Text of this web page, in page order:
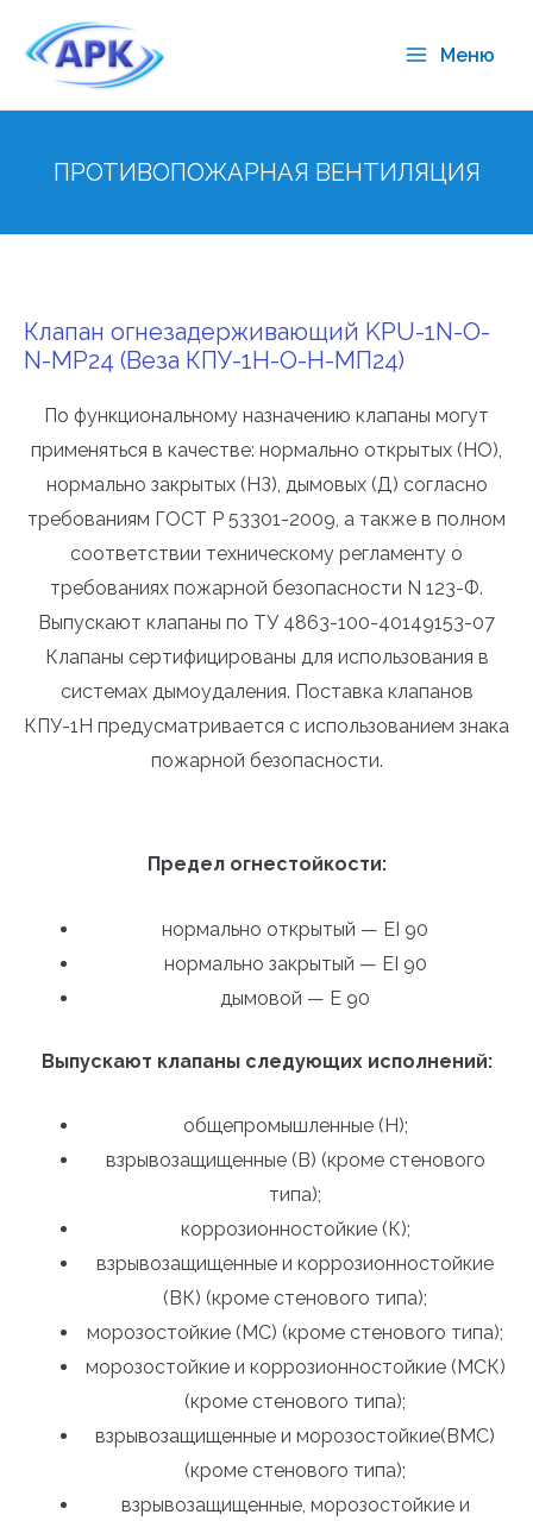
Меню
ПРОТИВОПОЖАРНАЯ ВЕНТИЛЯЦИЯ
Клапан огнезадерживающий KPU-1N-O-
N-MP24 (Веза КПУ-1Н-О-Н-МП24)
По функциональному назначению клапаны могут
применяться в качестве: нормально открытых (НО),
нормально закрытых (НЗ), дымовых (Д) согласно
требованиям ГОСТ Р 53301-2009, а также в полном
соответствии техническому регламенту о
требованиях пожарной безопасности N 123-Ф.
Выпускают клапаны по ТУ 4863-100-40149153-07
Клапаны сертифицированы для использования в
системах дымоудаления. Поставка клапанов
КПУ-1Н предусматривается с использованием знака
пожарной безопасности.
Предел огнестойкости:
нормально открытый — EI 90
нормально закрытый — EI 90
дымовой — E 90
Выпускают клапаны следующих исполнений:
общепромышленные (Н);
взрывозащищенные (В) (кроме стенового
типа);
коррозионностойкие (К);
взрывозащищенные и коррозионностойкие
(ВК) (кроме стенового типа);
морозостойкие (МС) (кроме стенового типа);
морозостойкие и коррозионностойкие (МСК)
(кроме стенового типа);
взрывозащищенные и морозостойкие(ВМС)
(кроме стенового типа);
взрывозащищенные, морозостойкие и